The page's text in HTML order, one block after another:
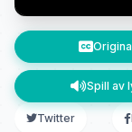
Spill av
Twitter